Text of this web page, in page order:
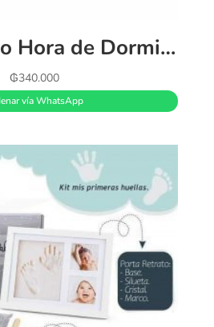
Hipopótamo Hora de Dormir Fisher-Price 0m+ Marca: Fisher Price Edad Sugerida: 0m+ Incluye: 1 juguete interactivo Este peluche de felpa con forma de hipopótamo descansa sobre un tocador o una mesita para ayudar a calmar a tu bebé, llenando la habitación con luces estelares y 3 minutos de relajantes canciones de cuna, sonidos de la naturaleza o ruido blanco El bebé se quedará dormido en poco tiempo
₲340.000
vía WhatsApp